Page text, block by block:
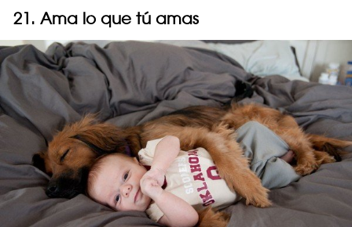
21. Ama lo que tú amas